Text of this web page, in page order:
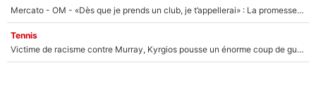
Mercato - OM - «Dès que je prends un club, je t’appellerai» : La promesse de Marcelino au moment de claquer la porte
Tennis
Victime de racisme contre Murray, Kyrgios pousse un énorme coup de gueule !